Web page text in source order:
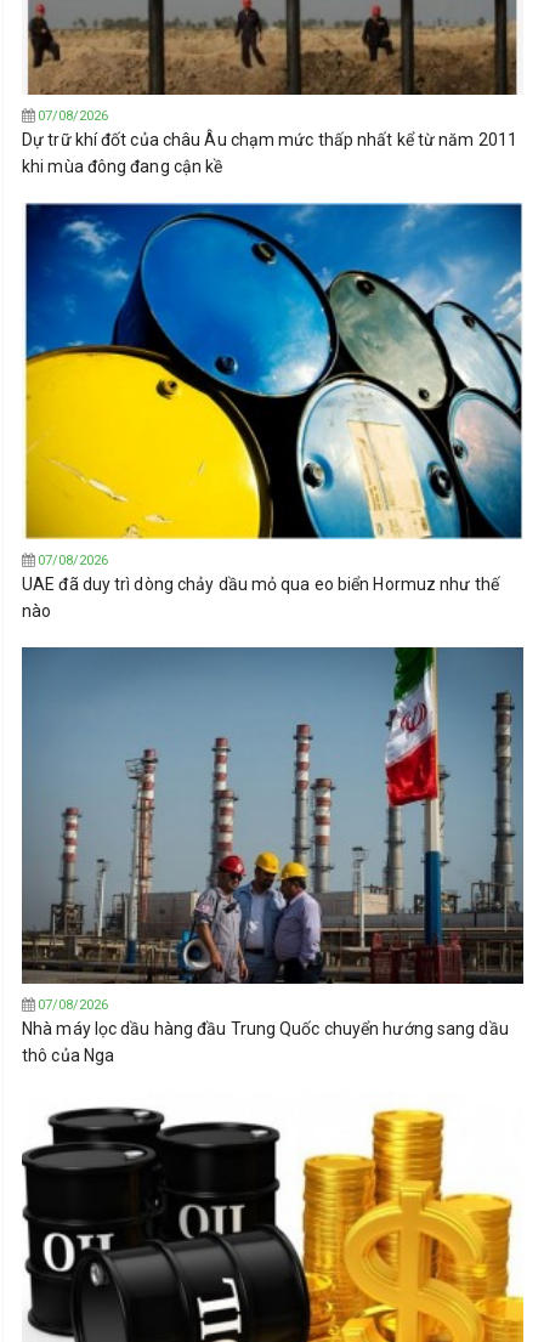
07/08/2026
Dự trữ khí đốt của châu Âu chạm mức thấp nhất kể từ năm 2011
khi mùa đông đang cận kề
07/08/2026
UAE đã duy trì dòng chảy dầu mỏ qua eo biển Hormuz như thế
nào
07/08/2026
Nhà máy lọc dầu hàng đầu Trung Quốc chuyển hướng sang dầu
thô của Nga